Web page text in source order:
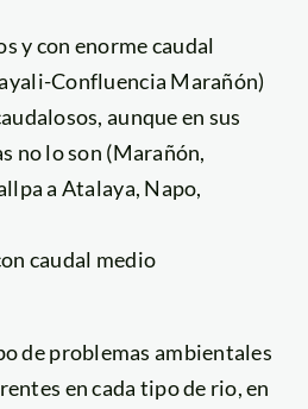
y con enorme caudal
Confluencia Marañón)
aunque en sus
no lo son (Marañón,
a Atalaya, Napo,
caudal medio
de problemas ambientales
en cada tipo de rio, en